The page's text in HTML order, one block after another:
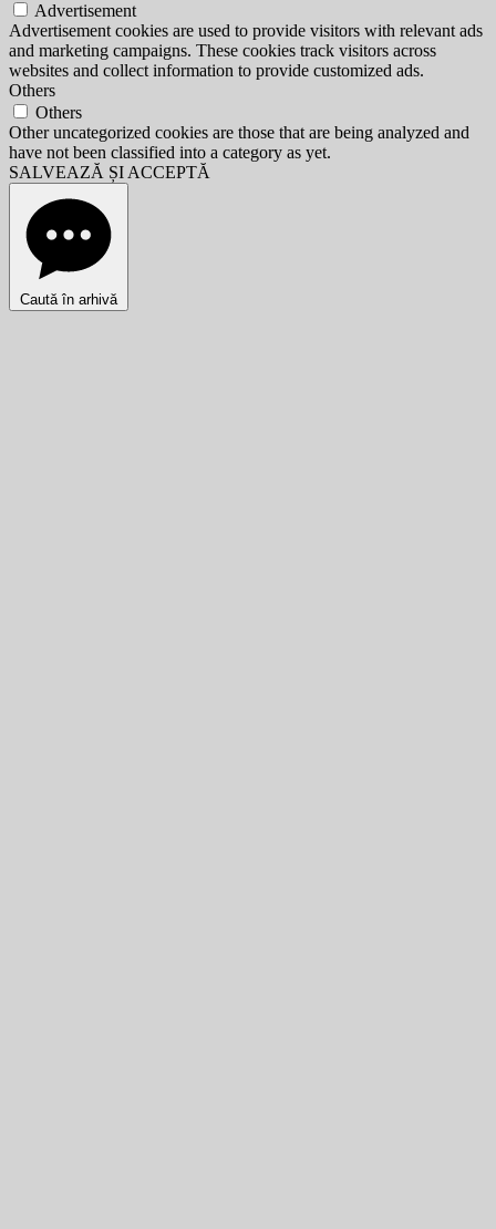
Advertisement
Advertisement cookies are used to provide visitors with relevant ads
and marketing campaigns. These cookies track visitors across
websites and collect information to provide customized ads.
Others
Others
Other uncategorized cookies are those that are being analyzed and
have not been classified into a category as yet.
SALVEAZĂ ȘI ACCEPTĂ
Caută în arhivă